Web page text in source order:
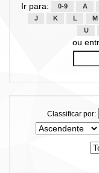
Ir para: 0-9 A
J
K L M
U
ou
Classificar por: